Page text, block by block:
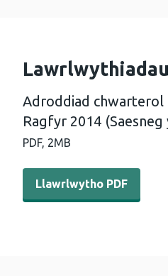
Adroddiad chwarterol
Ragfyr 2014 (Saesneg
PDF, 2MB
Llawrlwytho PDF -
Llawrlwytho PDF